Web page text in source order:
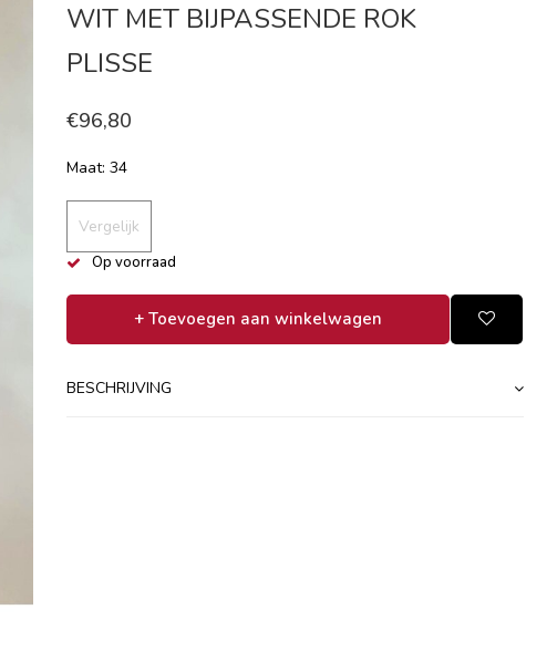
WIT MET BIJPASSENDE ROK
PLISSE
€96,80
Maat: 34
Vergelijk
Op voorraad
+ Toevoegen aan winkelwagen
BESCHRIJVING